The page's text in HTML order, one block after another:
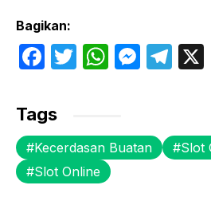
Bagikan:
F
c
e
b
o
T
er
W
s
A
p
M
s
e
T
gr
a
Tags
Kecerdasan Buatan
Slot
Slot Online